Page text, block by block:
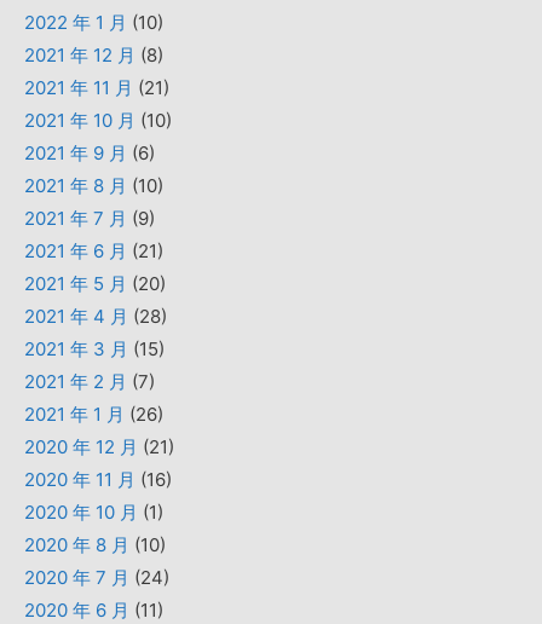
2022 年 1 月 (10)
2021 年 12 月 (8)
2021 年 11 月 (21)
2021 年 10 月 (10)
2021 年 9 月 (6)
2021 年 8 月 (10)
2021 年 7 月 (9)
2021 年 6 月 (21)
2021 年 5 月 (20)
2021 年 4 月 (28)
2021 年 3 月 (15)
2021 年 2 月 (7)
2021 年 1 月 (26)
2020 年 12 月 (21)
2020 年 11 月 (16)
2020 年 10 月 (1)
2020 年 8 月 (10)
2020 年 7 月 (24)
2020 年 6 月 (11)